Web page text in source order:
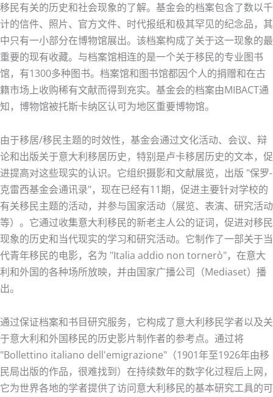
移民有关的历史和社会现象的了解。基金会的档案包含了数以千
计的信件、照片、官方文件、时代报纸和极其罕见的纪念品，其
中只有一小部分在博物馆展出。该档案构成了关于这一现象的最
重要的现有收藏。与档案馆相连的是一个关于移民的专业图书
馆，有1300多种图书。档案馆和图书馆都因个人的捐赠和在古
籍市场上收购稀有文献而得到充实。基金会的档案由MIBACT通
知，博物馆被托斯卡纳区认可为地区重要博物馆。
由于移居/移民主题的时效性，基金会通过文化活动、会议、辩
论和出版关于意大利移居历史，特别是卢卡移居历史的文本，促
进提高对这些现实的认识。它组织摄影和文献展览，出版 "保罗-
克雷西基金会通讯录"，现在已经有11期，促进主要针对学校的
有关移民主题的活动，并参与国家活动（展览、表演、研究活动
等）。它通过收集意大利移民的新老主人公的证词，促进对移民
现象的历史和当代现实的学习和研究活动。它制作了一部关于当
代青年移民的电影，名为 "Italia addio non tornerò"，在意大
利和外国的各种场所放映，并由国家广播公司（Mediaset）播
出。
通过保证档案和书目研究服务，它构成了意大利移民学者以及关
于意大利和外国移民的历史影片制作者的参考点。通过将
"Bollettino italiano dell'emigrazione"（1901年至1926年由移
民局出版的作品，很难找到）在持续数年的数字化过程后上网，
它为世界各地的学者提供了访问意大利移民的基本研究工具的可